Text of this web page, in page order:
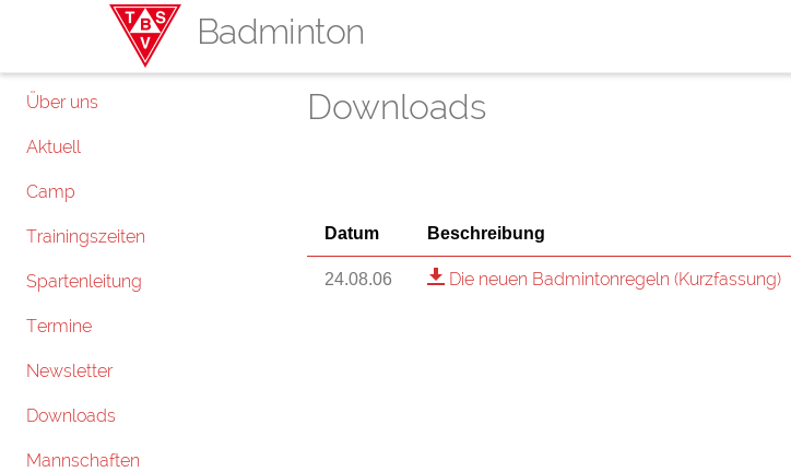
Badminton
Über uns
Aktuell
Camp
Trainingszeiten
Spartenleitung
Termine
Newsletter
Downloads
Mannschaften
Downloads
Datum Beschreibung
24.08.06 Die neuen Badmintonregeln (Kurzfassung)